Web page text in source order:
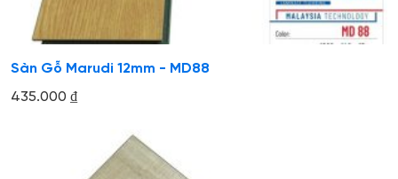
Sàn Gỗ Marudi 12mm - MD88
435.000 ₫